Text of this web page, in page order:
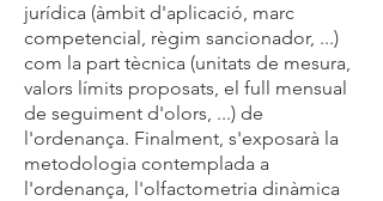
jurídica (àmbit d'aplicació, marc
competencial, règim sancionador, ...)
com la part tècnica (unitats de mesura,
valors límits proposats, el full mensual
de seguiment d'olors, ...) de
l'ordenança. Finalment, s'exposarà la
metodologia contemplada a
l'ordenança, l'olfactometria dinàmica